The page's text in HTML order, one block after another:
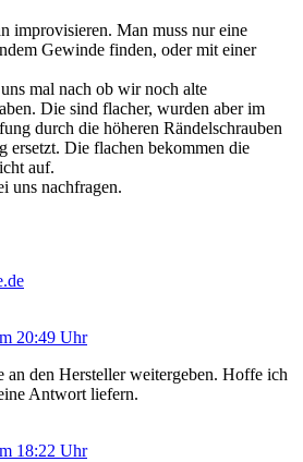
improvisieren. Man muss nur eine
Gewinde finden, oder mit einer
mal nach ob wir noch alte
Die sind flacher, wurden aber im
durch die höheren Rändelschrauben
ersetzt. Die flachen bekommen die
auf.
uns nachfragen.
20:49 Uhr
an den Hersteller weitergeben. Hoffe ich
Antwort liefern.
18:22 Uhr